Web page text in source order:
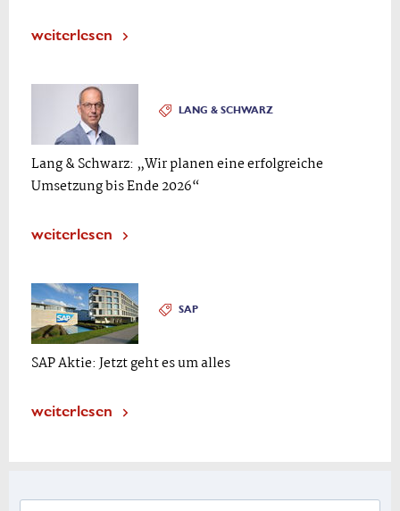
weiterlesen
LANG & SCHWARZ
Lang & Schwarz: „Wir planen eine erfolgreiche
Umsetzung bis Ende 2026“
weiterlesen
SAP
SAP Aktie: Jetzt geht es um alles
weiterlesen